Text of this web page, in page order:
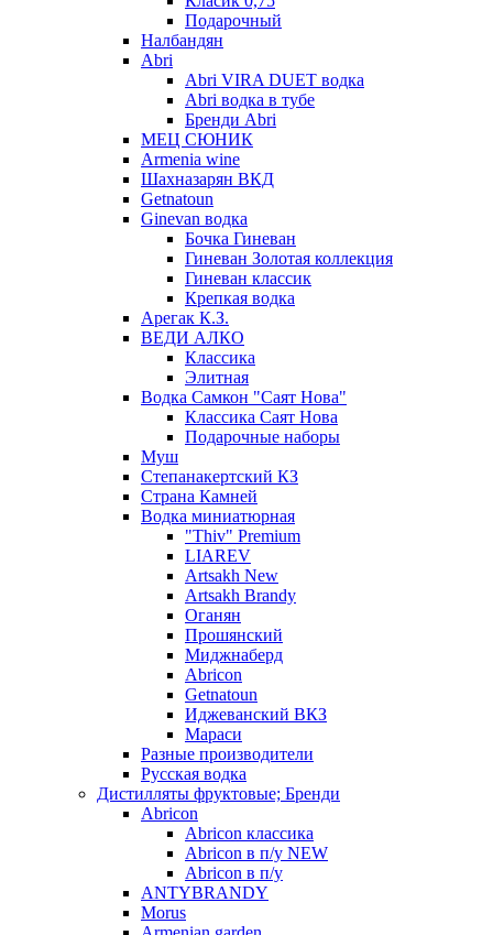
Подарочный
Налбандян
Abri
Abri VIRA DUET водка
Abri водка в тубе
Бренди Abri
МЕЦ СЮНИК
Armenia wine
Шахназарян ВКД
Getnatoun
Ginevan водка
Бочка Гиневан
Гиневан Золотая коллекция
Гиневан классик
Крепкая водка
Арегак К.З.
ВЕДИ АЛКО
Классика
Элитная
Водка Самкон "Саят Нова"
Классика Саят Нова
Подарочные наборы
Муш
Степанакертский КЗ
Страна Камней
Водка миниатюрная
"Thiv" Premium
LIAREV
Artsakh New
Artsakh Brandy
Оганян
Прошянский
Миджнаберд
Abricon
Getnatoun
Иджеванский ВКЗ
Мараси
Разные производители
Русская водка
Дистилляты фруктовые; Бренди
Abricon
Abricon классика
Abricon в п/у NEW
Abricon в п/у
ANTYBRANDY
Morus